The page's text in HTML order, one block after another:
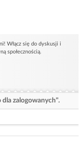
Włącz się do dyskusji i
społecznością.
zalogowanych".